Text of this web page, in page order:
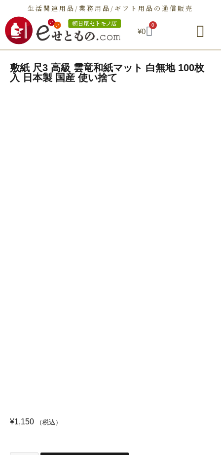
生活関連用品/業務用品/ギフト用品の通信販売
¥0
0
敷紙 尺3 高級 雲竜和紙マット 白無地 100枚
入 日本製 国産 使い捨て
¥1,150 （税込）